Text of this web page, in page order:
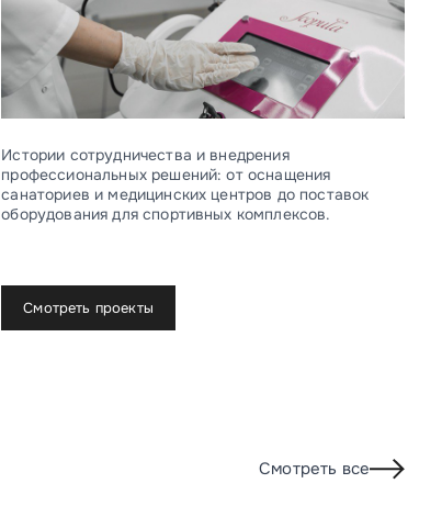
Истории сотрудничества и внедрения
профессиональных решений: от оснащения
санаториев и медицинских центров до поставок
оборудования для спортивных комплексов.
Смотреть проекты
Смотреть все